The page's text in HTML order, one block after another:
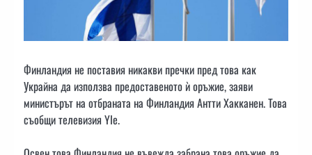
Финландия не поставия никакви пречки пред това как
Украйна да използва предоставеното ѝ оръжие, заяви
министърът на отбраната на Финландия Антти Хакканен. Това
съобщи телевизия Yle.